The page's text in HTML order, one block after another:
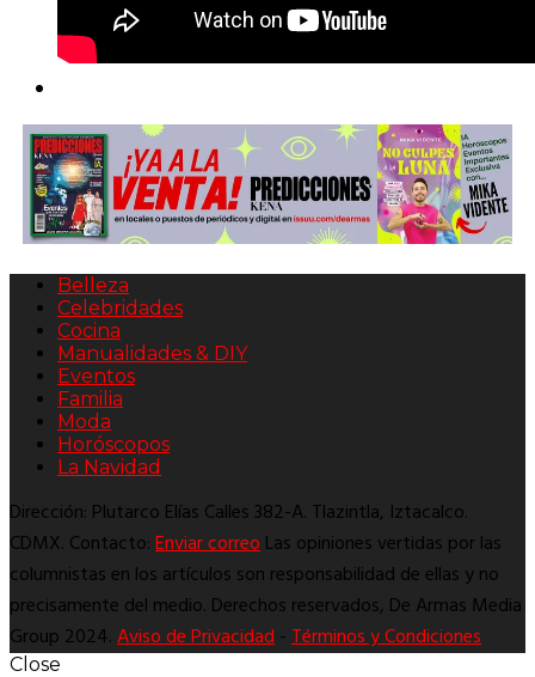
Belleza
Celebridades
Cocina
Manualidades & DIY
Eventos
Familia
Moda
Horóscopos
La Navidad
Dirección: Plutarco Elías Calles 382-A. Tlazintla, Iztacalco.
CDMX. Contacto:Enviar correoLas opiniones vertidas por las
columnistas en los artículos son responsabilidad de ellas y no
precisamente del medio. Derechos reservados, De Armas Media
Group 2024.Aviso de Privacidad-Términos y Condiciones
Close